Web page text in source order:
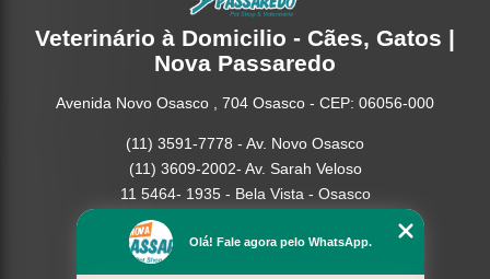
Veterinário à Domicilio - Cães, Gatos |
Nova Passaredo
Avenida Novo Osasco , 704 Osasco - CEP: 06056-000
(11) 3591-7778 - Av. Novo Osasco
(11) 3609-2002- Av. Sarah Veloso
11 5464- 1935 - Bela Vista - Osasco
Home
Olá! Fale agora pelo WhatsApp.